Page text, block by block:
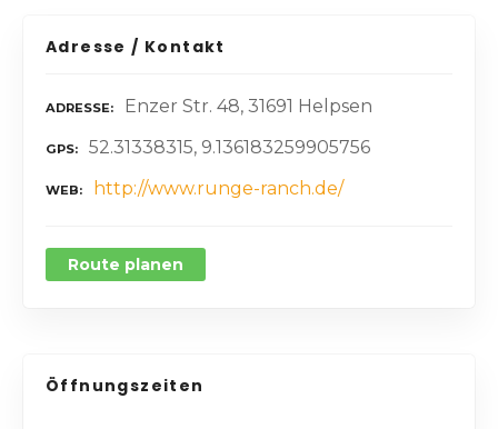
Adresse / Kontakt
ADRESSE Enzer Str. 48, 31691 Helpsen
GPS 52.31338315, 9.136183259905756
WEB http://www.runge-ranch.de/
Route planen
Öffnungszeiten